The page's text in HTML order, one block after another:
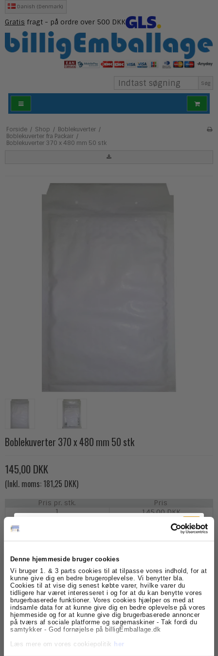
Denne hjemmeside bruger cookies
Vi bruger 1. & 3 parts cookies til at tilpasse vores indhold, for at
kunne give dig en bedre brugeroplevelse. Vi benytter bla.
Cookies til at vise dig senest købte varer, hvilke varer du
tidligere har været interesseret i og for at du kan benytte vores
brugerbaserede funktioner. Vores cookies hjælper os med at
indsamle data for at kunne give dig en bedre oplevelse på vores
hjemmeside og for at kunne give dig brugerbaserede annoncer
på tværs af sociale platforme og søgemaskiner - Tak fordi du
samtykker - God fornøjelse på billigEmballage.dk
Læs mere om vores cookiepolitik
her
Danish (Denmark)
Gratis fragt - på ordre over 500 DKK
Søg
Forside / Shop / Boblekuverter /
Boblekuverter fra Packair /
Boblekuverter 370 x 480 mm 50 stk
Boblekuverter 370 x 480 mm 50 stk
145,00 DKK
(Inkl. moms: 181,25 DKK)
Pris pr. stk.
Pris
1
145,00 DKK
137,75 DKK
(Inkl. moms: 172,19 DKK)
(Inkl. moms: 138,75 DKK)
Model/Varenr.: BOB010
Lagerstatus:
Varen er på lager.
stk.
Tilmeld dig
nyhedsbrevet
Få skarpe tilbud, nyheder og eksklusive
kundefordele, direkte i din indbakke.